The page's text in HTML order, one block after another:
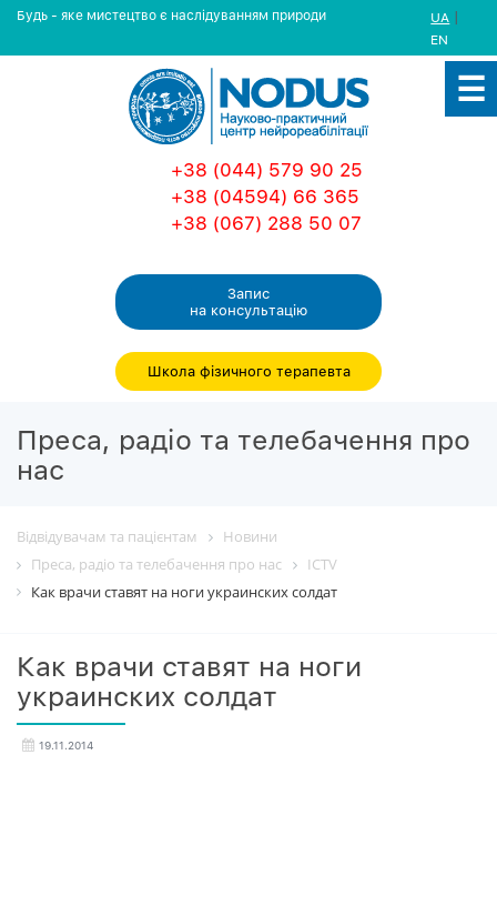
Будь - яке мистецтво є наслідуванням природи UA |
EN
+38 (044) 579 90 25
+38 (04594) 66 365
+38 (067) 288 50 07
Запис
на консультацiю
Школа фізичного терапевта
Преса, радіо та телебачення про
нас
Відвідувачам та пацієнтам
Новини
Преса, радіо та телебачення про нас
ICTV
Как врачи ставят на ноги украинских солдат
Как врачи ставят на ноги
украинских солдат
19.11.2014